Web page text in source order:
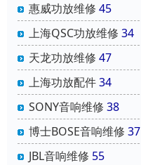
惠威功放维修 45
上海QSC功放维修 34
天龙功放维修 47
上海功放配件34
SONY音响维修 38
博士BOSE音响维修 37
JBL音响维修 55